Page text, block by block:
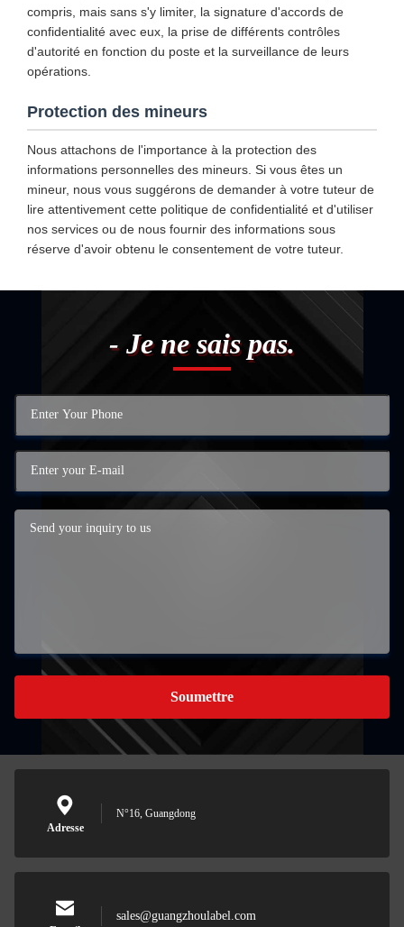
compris, mais sans s'y limiter, la signature d'accords de
confidentialité avec eux, la prise de différents contrôles
d'autorité en fonction du poste et la surveillance de leurs
opérations.
Protection des mineurs
Nous attachons de l'importance à la protection des
informations personnelles des mineurs. Si vous êtes un
mineur, nous vous suggérons de demander à votre tuteur de
lire attentivement cette politique de confidentialité et d'utiliser
nos services ou de nous fournir des informations sous
réserve d'avoir obtenu le consentement de votre tuteur.
- Je ne sais pas.
Soumettre
Adresse
N°16, Guangdong
sales@guangzhoulabel.com